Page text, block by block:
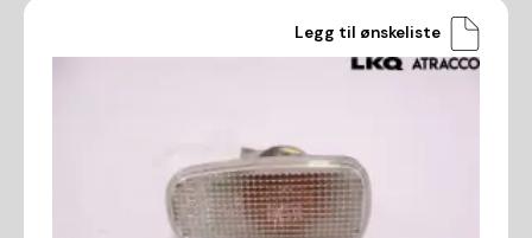
Legg til ønskeliste